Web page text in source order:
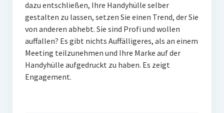
dazu entschließen, Ihre Handyhülle selber
gestalten zu lassen, setzen Sie einen Trend, der Sie
von anderen abhebt. Sie sind Profi und wollen
auffallen? Es gibt nichts Auffälligeres, als an einem
Meeting teilzunehmen und Ihre Marke auf der
Handyhülle aufgedruckt zu haben. Es zeigt
Engagement.